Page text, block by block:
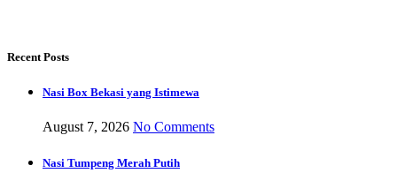
Recent Posts
Nasi Box Bekasi yang Istimewa
August 7, 2026 No Comments
Nasi Tumpeng Merah Putih